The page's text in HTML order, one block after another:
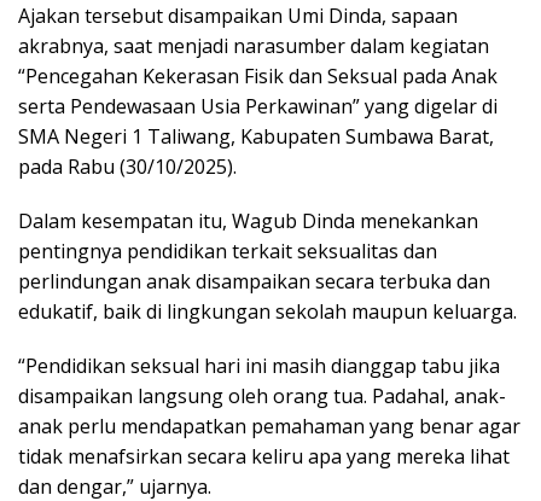
Ajakan tersebut disampaikan Umi Dinda, sapaan
akrabnya, saat menjadi narasumber dalam kegiatan
“Pencegahan Kekerasan Fisik dan Seksual pada Anak
serta Pendewasaan Usia Perkawinan” yang digelar di
SMA Negeri 1 Taliwang, Kabupaten Sumbawa Barat,
pada Rabu (30/10/2025).
Dalam kesempatan itu, Wagub Dinda menekankan
pentingnya pendidikan terkait seksualitas dan
perlindungan anak disampaikan secara terbuka dan
edukatif, baik di lingkungan sekolah maupun keluarga.
“Pendidikan seksual hari ini masih dianggap tabu jika
disampaikan langsung oleh orang tua. Padahal, anak-
anak perlu mendapatkan pemahaman yang benar agar
tidak menafsirkan secara keliru apa yang mereka lihat
dan dengar,” ujarnya.